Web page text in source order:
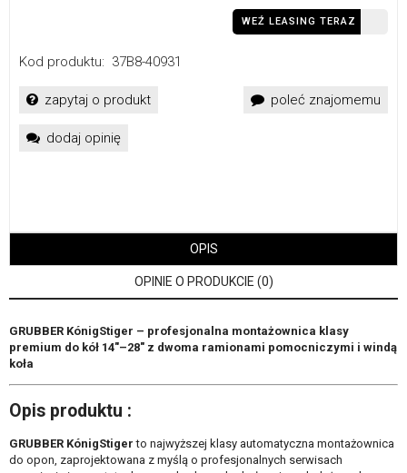
WEŹ LEASING TERAZ
Kod produktu: 37B8-40931
zapytaj o produkt poleć znajomemu
dodaj opinię
OPIS
OPINIE O PRODUKCIE (0)
GRUBBER KónigStiger – profesjonalna montażownica klasy
premium do kół 14″–28″ z dwoma ramionami pomocniczymi i windą
koła
Opis produktu :
GRUBBER KónigStiger to najwyższej klasy automatyczna montażownica
do opon, zaprojektowana z myślą o profesjonalnych serwisach